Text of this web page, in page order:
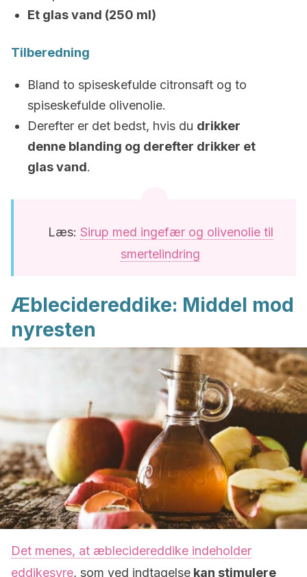
Et glas vand (250 ml)
Tilberedning
Bland to spiseskefulde citronsaft og to
spiseskefulde olivenolie.
Derefter er det bedst, hvis du drikker
denne blanding og derefter drikker et
glas vand.
Læs: Sirup med ingefær og olivenolie til
smertelindring
Æblecidereddike: Middel mod
nyresten
Det menes, at æblecidereddike indeholder
eddikesyre, som ved indtagelse kan stimulere